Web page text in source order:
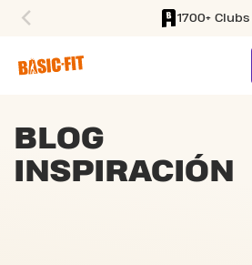
1700+ Clubs
BLOG
INSPIRACIÓN